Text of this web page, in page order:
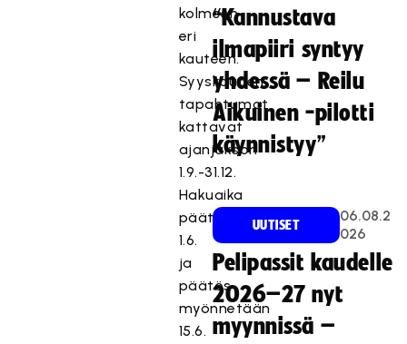
kolmeen
eri
kauteen.
Syyskauden
tapahtumat
kattavat
ajanjakson
1.9.-31.12.
Hakuaika
päättyy
1.6.
ja
päätös
myönnetään
15.6.
“Kannustava
ilmapiiri syntyy
yhdessä – Reilu
Aikuinen -pilotti
käynnistyy”
UUTISET
06.08.2
026
Pelipassit kaudelle
2026–27 nyt
myynnissä –